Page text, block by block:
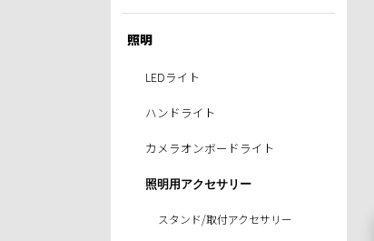
照明
LEDライト
ハンドライト
カメラオンボードライト
照明用アクセサリー
スタンド/取付アクセサリー